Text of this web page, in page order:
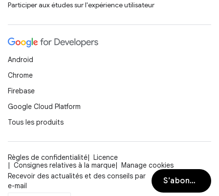
Participer aux études sur l'expérience utilisateur
Android
Chrome
Firebase
Google Cloud Platform
Tous les produits
Règles de confidentialité
Licence
Consignes relatives à la marque
Manage cookies
Recevoir des actualités et des conseils par
e-mail
S’abonner